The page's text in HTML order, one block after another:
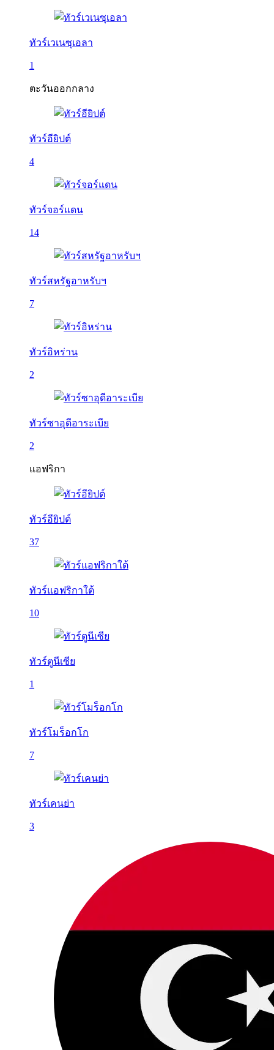
ทัวร์เวเนซุเอลา
1
ตะวันออกกลาง
ทัวร์อียิปต์
4
ทัวร์จอร์แดน
14
ทัวร์สหรัฐอาหรับฯ
7
ทัวร์อิหร่าน
2
ทัวร์ซาอุดีอาระเบีย
2
แอฟริกา
ทัวร์อียิปต์
37
ทัวร์แอฟริกาใต้
10
ทัวร์ตูนีเซีย
1
ทัวร์โมร็อกโก
7
ทัวร์เคนย่า
3